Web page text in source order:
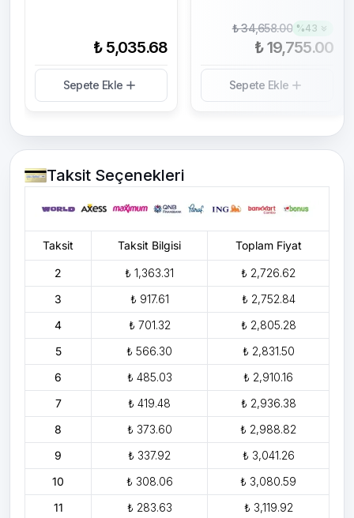
₺ 5,035.68
Sepete Ekle
₺ 34,658.00 %43
₺ 19,755.00
Sepete Ekle
Taksit Seçenekleri
Taksit Taksit Bilgisi Toplam Fiyat
2 ₺ 1,363.31
₺ 2,726.62
3
₺ 917.61
₺ 2,752.84
4
₺ 701.32
₺ 2,805.28
5
₺ 566.30
₺ 2,831.50
6
₺ 485.03
₺ 2,910.16
7
₺ 419.48
₺ 2,936.38
8
₺ 373.60
₺ 2,988.82
9
₺ 337.92
₺ 3,041.26
10
₺ 308.06
₺ 3,080.59
11
₺ 283.63
₺ 3,119.92